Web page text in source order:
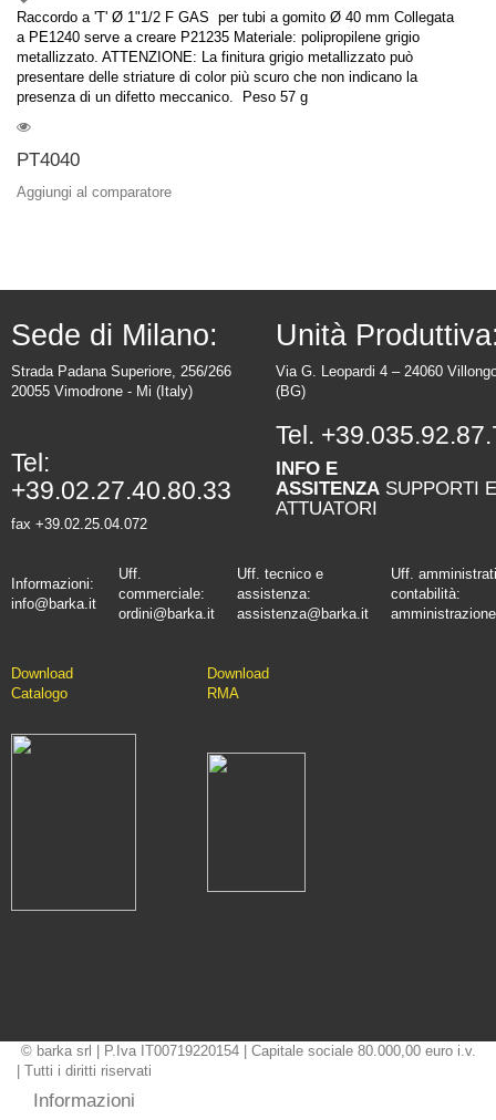
Raccordo a 'T' Ø 1"1/2 F GAS per tubi a gomito Ø 40 mm Collegata
a PE1240 serve a creare P21235 Materiale: polipropilene grigio
metallizzato. ATTENZIONE: La finitura grigio metallizzato può
presentare delle striature di color più scuro che non indicano la
presenza di un difetto meccanico. Peso 57 g
PT4040
Aggiungi al comparatore
Sede di Milano:
Strada Padana Superiore, 256/266
20055 Vimodrone - Mi (Italy)
Tel:
+39.02.27.40.80.33
fax +39.02.25.04.072
Unità
Via G. Leopardi 4 – 24060
(BG)
Tel.
INFO E
ASSITENZA SUPPORTI E
ATTUATORI
Informazioni:
info@barka.it
Uff.
commerciale:
ordini@barka.it
Uff. tecnico e
assistenza:
assistenza@barka.it
Uff.
contabilità:
Download
Catalogo
Download
RMA
© barka srl | P.Iva IT00719220154 | Capitale sociale 80.000,00 euro i.v.
| Tutti i diritti riservati
Informazioni